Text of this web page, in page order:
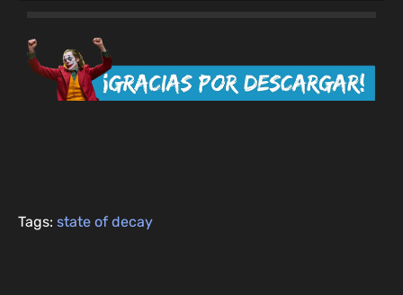
Tags: state of decay